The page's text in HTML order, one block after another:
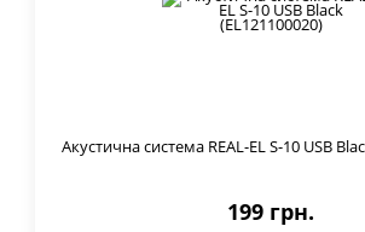
Акустична система REAL-EL S-10 USB
199 грн.